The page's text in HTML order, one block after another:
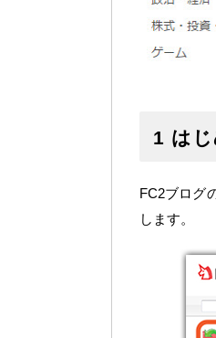
1 は
FC2ブログ
します。